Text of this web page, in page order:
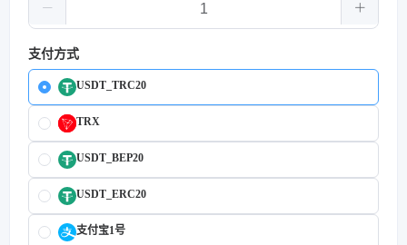
支付方式
USDT_TRC20
TRX
USDT_BEP20
USDT_ERC20
支付宝1号